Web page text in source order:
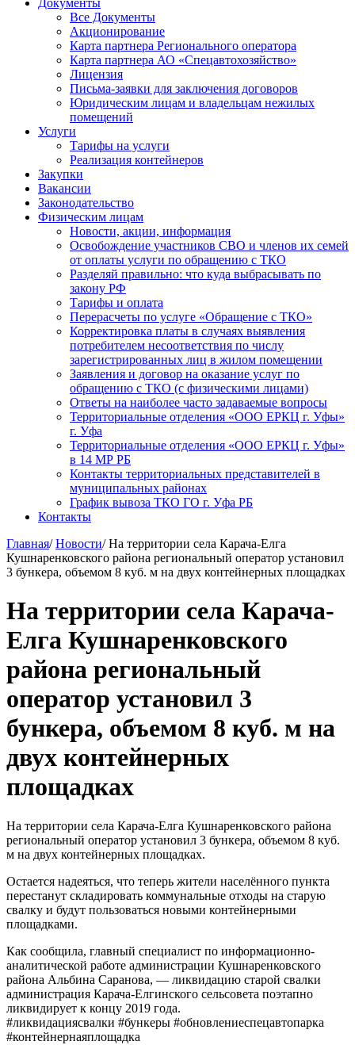
Все Документы
Акционирование
Карта партнера Регионального оператора
Карта партнера АО «Спецавтохозяйство»
Лицензия
Письма-заявки для заключения договоров
Юридическим лицам и владельцам нежилых
помещений
Услуги
Тарифы на услуги
Реализация контейнеров
Закупки
Вакансии
Законодательство
Физическим лицам
Новости, акции, информация
Освобождение участников СВО и членов их семей
от оплаты услуги по обращению с ТКО
Разделяй правильно: что куда выбрасывать по
закону РФ
Тарифы и оплата
Перерасчеты по услуге «Обращение с ТКО»
Корректировка платы в случаях выявления
потребителем несоответствия по числу
зарегистрированных лиц в жилом помещении
Заявления и договор на оказание услуг по
обращению с ТКО (с физическими лицами)
Ответы на наиболее часто задаваемые вопросы
Территориальные отделения «ООО ЕРКЦ г. Уфы»
г. Уфа
Территориальные отделения «ООО ЕРКЦ г. Уфы»
в 14 МР РБ
Контакты территориальных представителей в
муниципальных районах
График вывоза ТКО ГО г. Уфа РБ
Контакты
Главная/ Новости/ На территории села Карача-Елга
Кушнаренковского района региональный оператор установил
3 бункера, объемом 8 куб. м на двух контейнерных площадках
На территории села Карача-
Елга Кушнаренковского
района региональный
оператор установил 3
бункера, объемом 8 куб. м на
двух контейнерных
площадках
На территории села Карача-Елга Кушнаренковского района
региональный оператор установил 3 бункера, объемом 8 куб.
м на двух контейнерных площадках.
Остается надеяться, что теперь жители населённого пункта
перестанут складировать коммунальные отходы на старую
свалку и будут пользоваться новыми контейнерными
площадками.
Как сообщила, главный специалист по информационно-
аналитической работе администрации Кушнаренковского
района Альбина Саранова, — ликвидацию старой свалки
администрация Карача-Елгинского сельсовета поэтапно
ликвидирует к концу 2019 года.
#ликвидациясвалки #бункеры #обновлениеспецавтопарка
#контейнернаяплощадка